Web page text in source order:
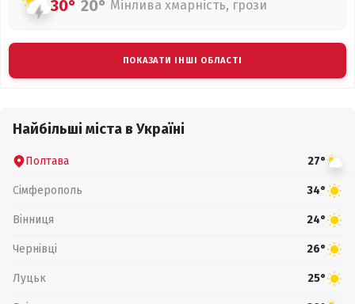
30° 20° Мінлива хмарність, грози
ПОКАЗАТИ ІНШІ ОБЛАСТІ
Найбільші міста в Україні
Полтава 27°
Сімферополь 34°
Вінниця 24°
Чернівці 26°
Луцьк 25°